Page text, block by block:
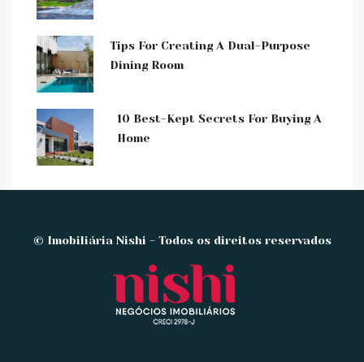
Tips For Creating A Dual-Purpose
Dining Room
10 Best-Kept Secrets For Buying A
Home
© Imobiliária Nishi - Todos os direitos reservados